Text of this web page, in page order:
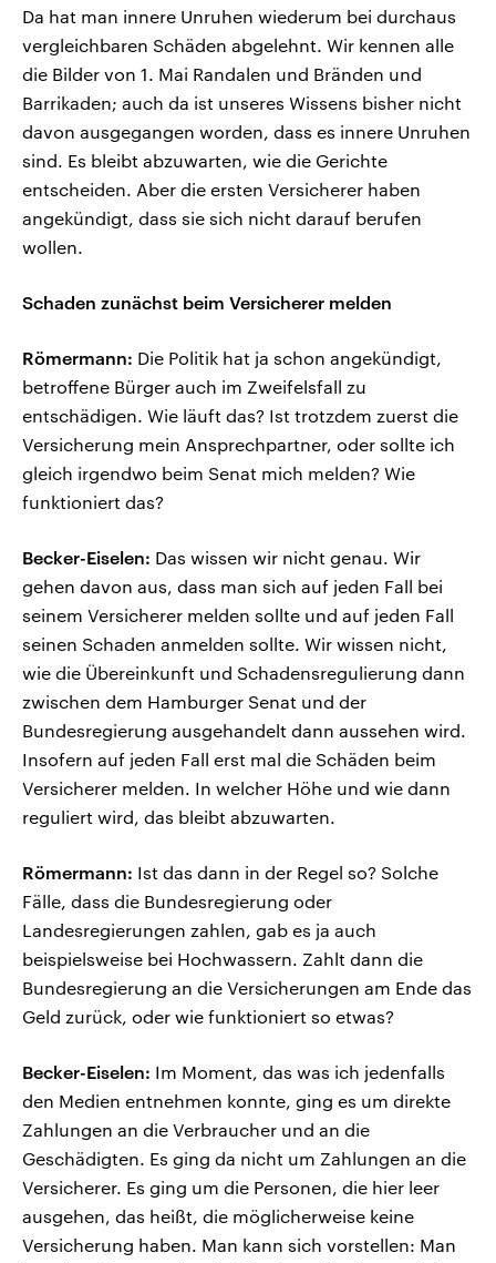
Da hat man innere Unruhen wiederum bei durchaus
vergleichbaren Schäden abgelehnt. Wir kennen alle
die Bilder von 1. Mai Randalen und Bränden und
Barrikaden; auch da ist unseres Wissens bisher nicht
davon ausgegangen worden, dass es innere Unruhen
sind. Es bleibt abzuwarten, wie die Gerichte
entscheiden. Aber die ersten Versicherer haben
angekündigt, dass sie sich nicht darauf berufen
wollen.
Schaden zunächst beim Versicherer melden
Römermann: Die Politik hat ja schon angekündigt,
betroffene Bürger auch im Zweifelsfall zu
entschädigen. Wie läuft das? Ist trotzdem zuerst die
Versicherung mein Ansprechpartner, oder sollte ich
gleich irgendwo beim Senat mich melden? Wie
funktioniert das?
Becker-Eiselen: Das wissen wir nicht genau. Wir
gehen davon aus, dass man sich auf jeden Fall bei
seinem Versicherer melden sollte und auf jeden Fall
seinen Schaden anmelden sollte. Wir wissen nicht,
wie die Übereinkunft und Schadensregulierung dann
zwischen dem Hamburger Senat und der
Bundesregierung ausgehandelt dann aussehen wird.
Insofern auf jeden Fall erst mal die Schäden beim
Versicherer melden. In welcher Höhe und wie dann
reguliert wird, das bleibt abzuwarten.
Römermann: Ist das dann in der Regel so? Solche
Fälle, dass die Bundesregierung oder
Landesregierungen zahlen, gab es ja auch
beispielsweise bei Hochwassern. Zahlt dann die
Bundesregierung an die Versicherungen am Ende das
Geld zurück, oder wie funktioniert so etwas?
Becker-Eiselen: Im Moment, das was ich jedenfalls
den Medien entnehmen konnte, ging es um direkte
Zahlungen an die Verbraucher und an die
Geschädigten. Es ging da nicht um Zahlungen an die
Versicherer. Es ging um die Personen, die hier leer
ausgehen, das heißt, die möglicherweise keine
Versicherung haben. Man kann sich vorstellen: Man